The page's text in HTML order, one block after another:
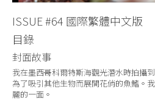
ISSUE #64 國際繁體中文版
目錄
封面故事
我在墨西哥科爾特斯海觀光潛水時拍攝
為了吸引其他生物而展開花俏的魚鰭。
麗的一面。